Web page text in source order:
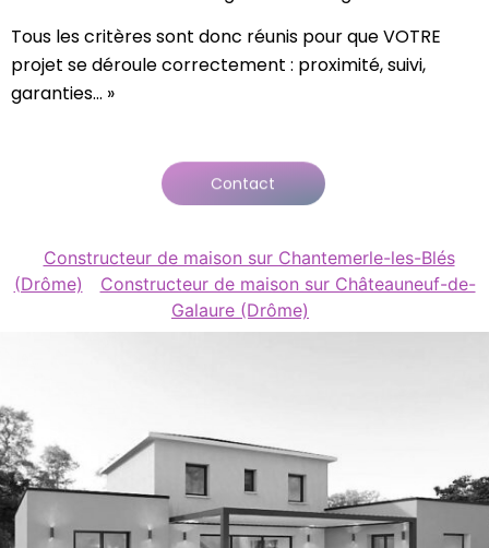
Tous les critères sont donc réunis pour que VOTRE
projet se déroule correctement : proximité, suivi,
garanties… »
Contact
Constructeur de maison sur Chantemerle-les-Blés
(Drôme)
Constructeur de maison sur Châteauneuf-de-
Galaure (Drôme)